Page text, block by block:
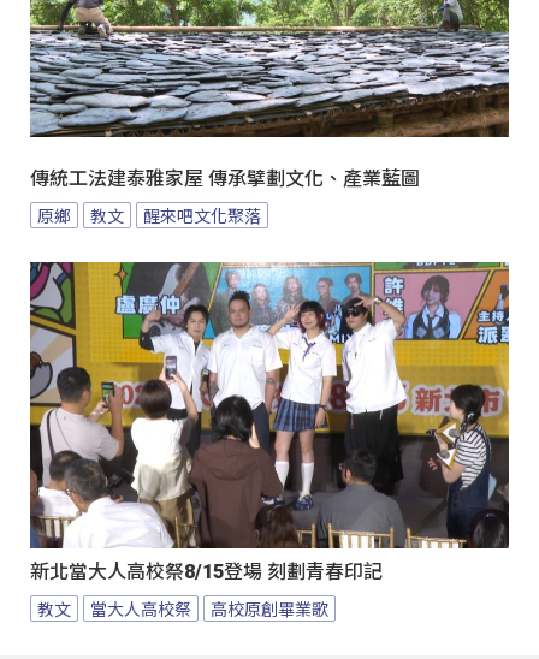
傳統工法建泰雅家屋 傳承擘劃文化、產業藍圖
原鄉 教文 醒來吧文化聚落
新北當大人高校祭8/15登場 刻劃青春印記
教文 當大人高校祭 高校原創畢業歌